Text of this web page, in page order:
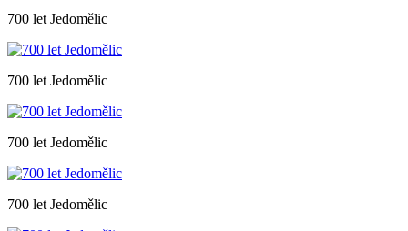
700 let Jedomělic
700 let Jedomělic
700 let Jedomělic
700 let Jedomělic